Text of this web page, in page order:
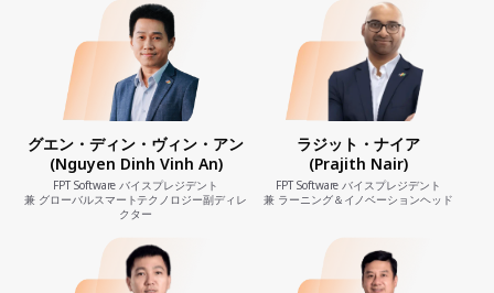
グエン・ディン・ヴィン・アン
(Nguyen Dinh Vinh An)
FPT Software バイスプレジデント
兼 グローバルスマートテクノロジー副ディレ
クター
ラジット・ナイア
(Prajith Nair)
FPT Software バイスプレジデント
兼 ラーニング＆イノベーションヘッド